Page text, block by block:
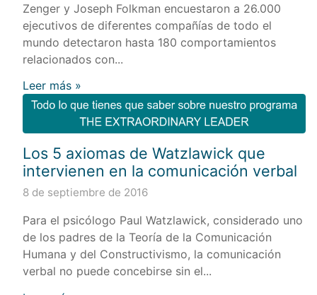
Zenger y Joseph Folkman encuestaron a 26.000
ejecutivos de diferentes compañías de todo el
mundo detectaron hasta 180 comportamientos
relacionados con...
Leer más »
Los 5 axiomas de Watzlawick que
intervienen en la comunicación verbal
8 de septiembre de 2016
Para el psicólogo Paul Watzlawick, considerado uno
de los padres de la Teoría de la Comunicación
Humana y del Constructivismo, la comunicación
verbal no puede concebirse sin el...